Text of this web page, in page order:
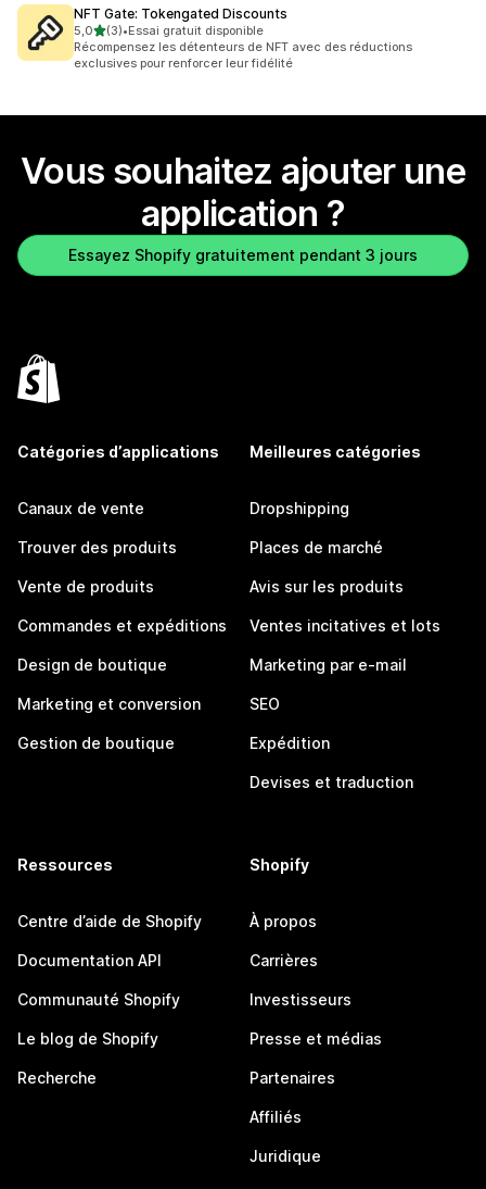
NFT Gate: Tokengated Discounts
5,0étoile(s) sur 5
(3)
3 avis au total
•Essai gratuit disponible
Récompensez les détenteurs de NFT avec des réductions
exclusives pour renforcer leur fidélité
Vous souhaitez ajouter une
application ?
Essayez Shopify gratuitement pendant 3 jours
Catégories d’applications
Canaux de vente
Trouver des produits
Vente de produits
Commandes et expéditions
Design de boutique
Marketing et conversion
Gestion de boutique
Meilleures catégories
Dropshipping
Places de marché
Avis sur les produits
Ventes incitatives et lots
Marketing par e-mail
SEO
Expédition
Devises et traduction
Ressources
Centre d’aide de Shopify
Documentation API
Communauté Shopify
Le blog de Shopify
Recherche
Shopify
À propos
Carrières
Investisseurs
Presse et médias
Partenaires
Affiliés
Juridique